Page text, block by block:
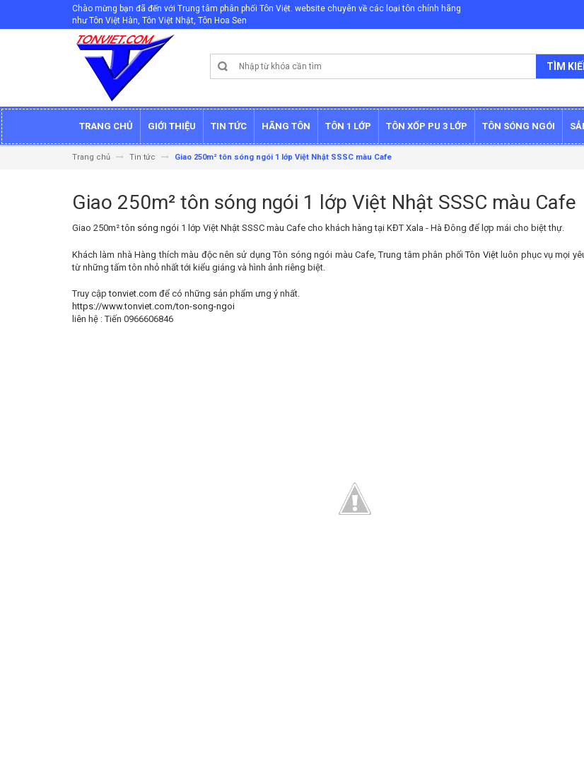
Chào mừng bạn đã đến với Trung tâm phân phối Tôn Việt. website chuyên về các loại tôn chính hãng
như Tôn Việt Hàn, Tôn Việt Nhật, Tôn Hoa Sen
TÌM
TRANG CHỦ GIỚI THIỆU TIN TỨC HÃNG TÔN TÔN 1 LỚP TÔN XỐP PU 3 LỚP TÔN SÓNG NGÓI
Trang chủ Tin tức Giao 250m² tôn sóng ngói 1 lớp Việt Nhật SSSC màu Cafe
Giao 250m² tôn sóng ngói 1 lớp Việt Nhật SSSC màu Cafe
Giao 250m²tôn sóng ngói 1 lớp Việt Nhật SSSC màu Cafe cho khách hàng tại KĐT Xala - Hà Đông để lợp mái cho biệt thự.
Khách làm nhà Hàng thích màu độc nên sử dụng Tôn sóng ngói màu Cafe, Trung tâm phân phốiTôn Việtluôn phục vụ mọi
từ những tấm tôn nhỏ nhất tới kiểu giáng và hình ảnh riêng biệt.
Truy cậptonviet.com để có những sản phẩm ưng ý nhất.
https://www.tonviet.com/ton-song-ngoi
liên hệ : Tiến 0966606846